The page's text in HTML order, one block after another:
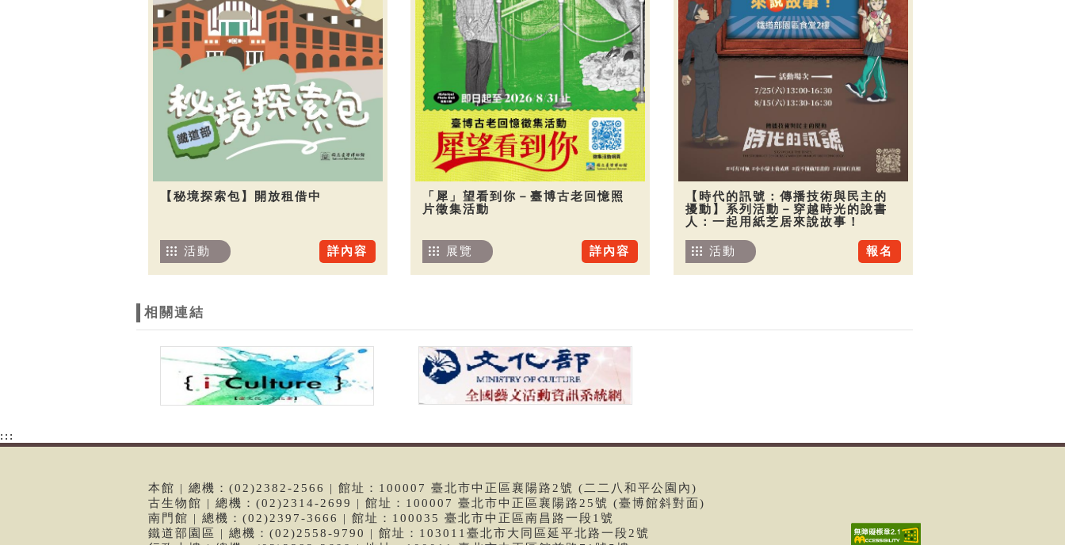
【秘境探索包】開放租借中
詳內容
活動
「犀」望看到你－臺博古老回憶照
片徵集活動
詳內容
展覽
【時代的訊號：傳播技術與民主的
擾動】系列活動－穿越時光的說書
人：一起用紙芝居來說故事！
報名
活動
相關連結
:::
本館 | 總機：(02)2382-2566 | 館址：100007 臺北市中正區襄陽路2號 (二二八和平公園內)
古生物館 | 總機：(02)2314-2699 | 館址：100007 臺北市中正區襄陽路25號 (臺博館斜對面)
南門館 | 總機：(02)2397-3666 | 館址：100035 臺北市中正區南昌路一段1號
鐵道部園區 | 總機：(02)2558-9790 | 館址：103011臺北市大同區延平北路一段2號